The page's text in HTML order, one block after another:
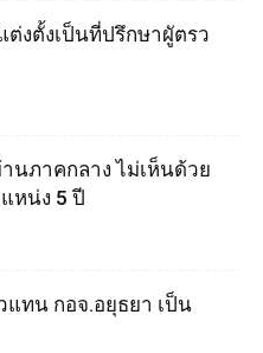
งตั้งเป็นที่ปรึกษาผูัตรว
ภาคกลาง ไม่เห็นด้วย
หน่ง 5 ปี
ทน กอจ.อยุธยา เป็น